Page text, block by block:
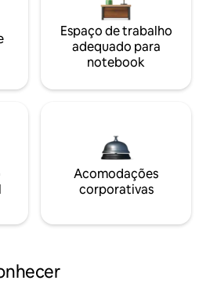
Espaço de trabalho
adequado para
notebook
Acomodações
corporativas